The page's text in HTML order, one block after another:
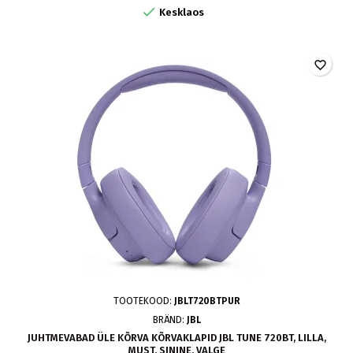
 Kesklaos
TOOTEKOOD: JBLT720BTPUR
BRÄND: JBL
JUHTMEVABAD ÜLE KÕRVA KÕRVAKLAPID JBL TUNE 720BT, LILLA,
MUST, SININE, VALGE
favorite_border